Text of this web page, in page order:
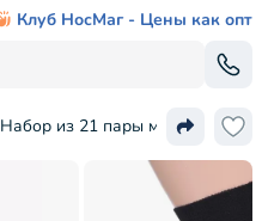
Клуб НосМаг - Цены как опт
Набор из 21 пары мужских